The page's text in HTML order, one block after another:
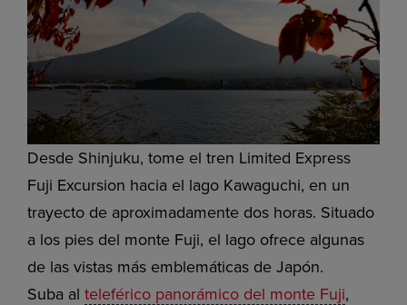
Desde Shinjuku, tome el tren Limited Express
Fuji Excursion hacia el lago Kawaguchi, en un
trayecto de aproximadamente dos horas. Situado
a los pies del monte Fuji, el lago ofrece algunas
de las vistas más emblemáticas de Japón.
Suba al teleférico panorámico del monte Fuji,